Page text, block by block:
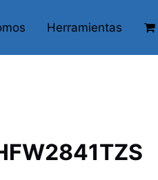
Herramientas